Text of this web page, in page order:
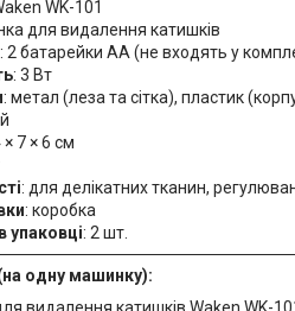
WK-101
для видалення катишків
: 2 батарейки AA (не входять у
: 3 Вт
: метал (леза та сітка), пластик
× 7 × 6 см
: для делікатних тканин,
: коробка
упаковці: 2 шт.
одну машинку):